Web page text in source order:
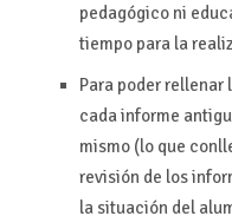
pedagógico ni
tiempo para la
Para poder rellenar
cada informe
mismo (lo que
revisión de los
la situación del